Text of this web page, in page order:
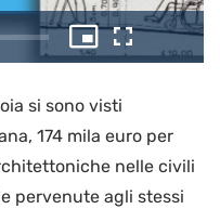
Picture-
in-
Schermo
intero
si sono visti
174 mila euro per
nelle civili
pervenute agli stessi